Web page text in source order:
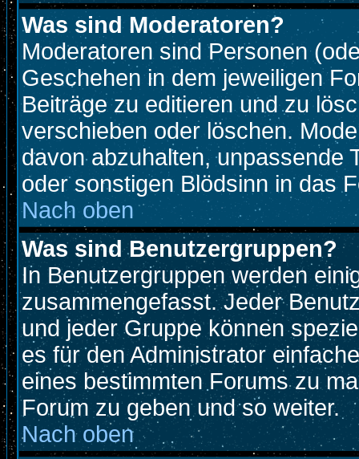
Was sind Moderatoren?
Moderatoren sind Personen
Geschehen in dem jeweiligen
Beiträge zu editieren und zu
verschieben oder löschen.
davon abzuhalten, unpassende
oder sonstigen Blödsinn in das
Nach oben
Was sind Benutzergruppen?
In Benutzergruppen werden
zusammengefasst. Jeder
und jeder Gruppe können
es für den Administrator
eines bestimmten Forums zu
Forum zu geben und so weiter.
Nach oben